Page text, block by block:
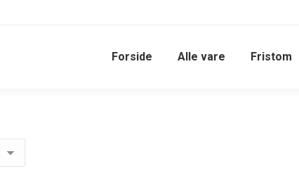
Forside Alle vare Fristom